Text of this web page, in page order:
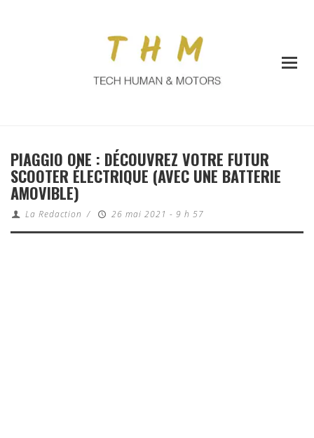
PIAGGIO ONE : DÉCOUVREZ VOTRE FUTUR
SCOOTER ÉLECTRIQUE (AVEC UNE BATTERIE
AMOVIBLE)
La Redaction / 26 mai 2021 - 9 h 57